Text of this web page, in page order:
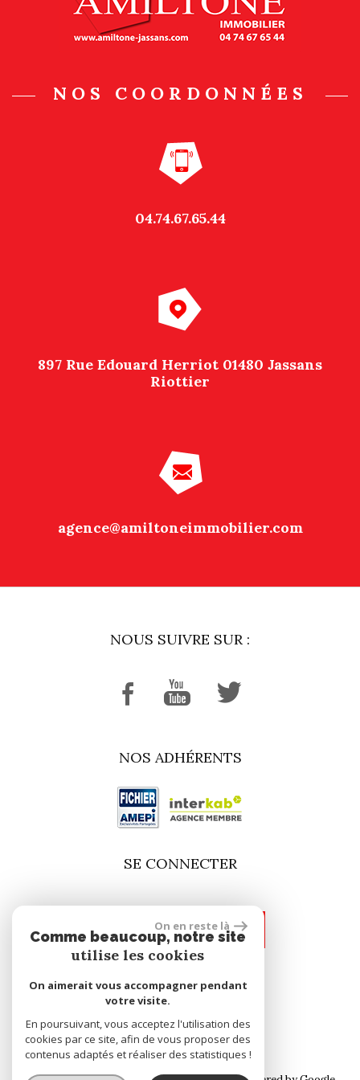
NOS COORDONNÉES
04.74.67.65.44
agence@amiltoneimmobilier.com
897 Rue Edouard Herriot 01480 Jassans
Riottier
NOUS SUIVRE SUR :
NOS ADHÉRENTS
SE CONNECTER
espace propriétaire
site réalisé par
On en reste là
Comme beaucoup, notre site
utilise les cookies
On aimerait vous accompagner pendant
votre visite.
En poursuivant, vous acceptez l'utilisation des
cookies par ce site, afin de vous proposer des
contenus adaptés et réaliser des statistiques !